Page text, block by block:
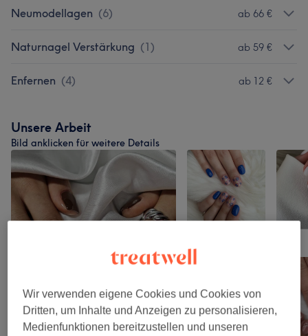
Neumodellagen (6) ab 66 €
Naturnagel Verstärkung (1) ab 59 €
Enfernen (4) ab 12 €
Unsere Arbeit
Bild anklicken für weitere Details
Wir verwenden eigene Cookies und Cookies von
Dritten, um Inhalte und Anzeigen zu personalisieren,
Medienfunktionen bereitzustellen und unseren